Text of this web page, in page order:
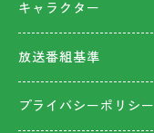
キャラクター
放送番組基準
プライバシーポリシー